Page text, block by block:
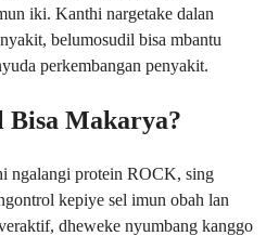
iki. Kanthi nargetake dalan
belumosudil bisa mbantu
perkembangan penyakit.
Bisa Makarya?
ngalangi protein ROCK, sing
kepiye sel imun obah lan
dheweke nyumbang kanggo